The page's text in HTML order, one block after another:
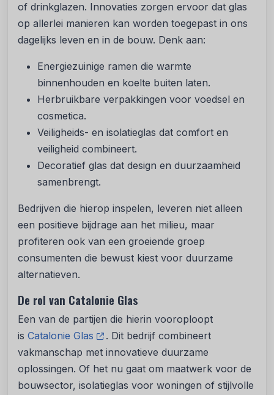
of drinkglazen. Innovaties zorgen ervoor dat glas
op allerlei manieren kan worden toegepast in ons
dagelijks leven en in de bouw. Denk aan:
Energiezuinige ramen die warmte
binnenhouden en koelte buiten laten.
Herbruikbare verpakkingen voor voedsel en
cosmetica.
Veiligheids- en isolatieglas dat comfort en
veiligheid combineert.
Decoratief glas dat design en duurzaamheid
samenbrengt.
Bedrijven die hierop inspelen, leveren niet alleen
een positieve bijdrage aan het milieu, maar
profiteren ook van een groeiende groep
consumenten die bewust kiest voor duurzame
alternatieven.
De rol van Catalonie Glas
Een van de partijen die hierin vooroploopt
is Catalonie Glas
. Dit bedrijf combineert
vakmanschap met innovatieve duurzame
oplossingen. Of het nu gaat om maatwerk voor de
bouwsector, isolatieglas voor woningen of stijlvolle